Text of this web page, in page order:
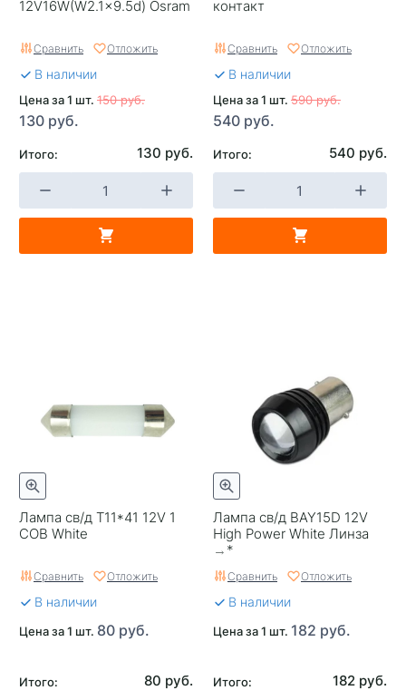
12V16W(W2.1x9.5d) Osram
Сравнить Отложить
В наличии
Цена за 1 шт. 150 руб.
130 руб.
Итого: 130 руб.
контакт
Сравнить Отложить
В наличии
Цена за 1 шт. 590 руб.
540 руб.
Итого: 540 руб.
Лампа св/д T11*41 12V 1
COB White
Сравнить Отложить
В наличии
Цена за 1 шт. 80 руб.
Итого: 80 руб.
Лампа св/д BAY15D 12V
High Power White Линза
→*
Сравнить Отложить
В наличии
Цена за 1 шт. 182 руб.
Итого: 182 руб.